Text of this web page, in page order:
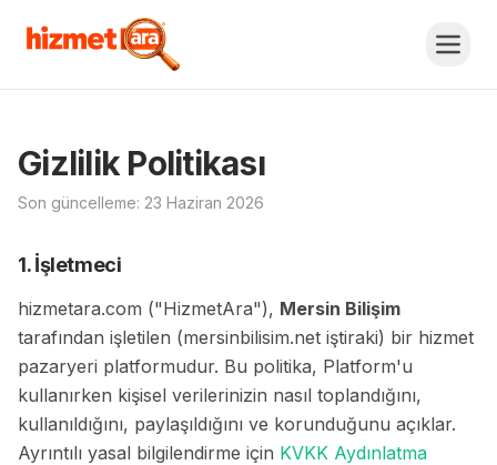
Gizlilik Politikası
Son güncelleme: 23 Haziran 2026
1. İşletmeci
hizmetara.com ("HizmetAra"), Mersin Bilişim
tarafından işletilen (mersinbilisim.net iştiraki) bir hizmet
pazaryeri platformudur. Bu politika, Platform'u
kullanırken kişisel verilerinizin nasıl toplandığını,
kullanıldığını, paylaşıldığını ve korunduğunu açıklar.
Ayrıntılı yasal bilgilendirme için KVKK Aydınlatma